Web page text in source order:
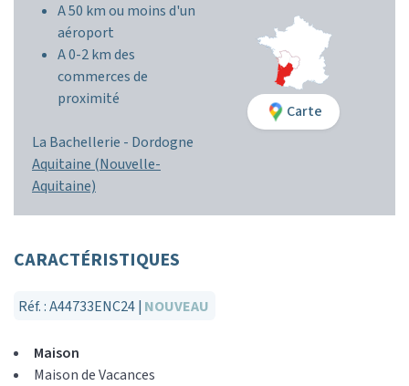
A 50 km ou moins d'un
aéroport
A 0-2 km des
commerces de
proximité
La Bachellerie - Dordogne
Aquitaine (Nouvelle-
Aquitaine)
Carte
CARACTÉRISTIQUES
Réf. : A44733ENC24 | NOUVEAU
Maison
Maison de Vacances